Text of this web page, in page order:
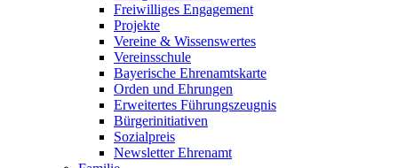
Freiwilliges Engagement
Projekte
Vereine & Wissenswertes
Vereinsschule
Bayerische Ehrenamtskarte
Orden und Ehrungen
Erweitertes Führungszeugnis
Bürgerinitiativen
Sozialpreis
Newsletter Ehrenamt